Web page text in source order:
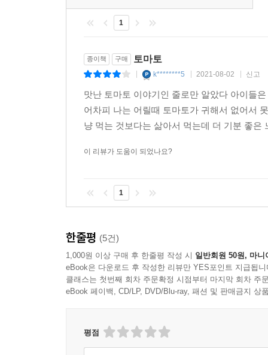
1
종이책 구매 토마토
k********5 2021-08-02 신고
맛난 토마토 이야기인 줄로만 알았다 아이들
어차피 나는 어릴때 토마토가 귀해서 없어서
냥 먹는 것보다는 삶아서 먹는데 더 기분 좋
이 리뷰가 도움이 되었나요?
1
한줄평 (5건)
1,000원 이상 구매 후 한줄평 작성 시 일반회원 50원, 마니
eBook은 다운로드 후 작성한 리뷰만 YES포인트 지급됩니
클래스는 첫번째 회차 주문확정 시점부터 마지막 회차 주
eBook 페이백, CD/LP, DVD/Blu-ray, 패션 및 판매금지 상
평점